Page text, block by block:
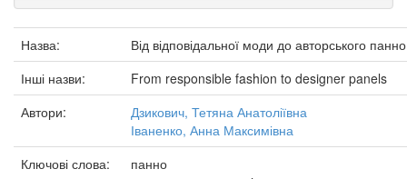
Назва:
Від відповідальної моди до авторського панно
Інші назви:
From responsible fashion to designer panels
Автори:
Дзикович, Тетяна Анатоліївна
Іваненко, Анна Максимівна
Ключові слова:
панно